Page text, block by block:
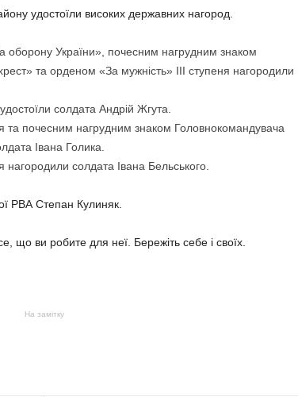
удостоїли високих державних нагород.
оборону України», почесним нагрудним знаком
та орденом «За мужність» III ступеня нагородили
солдата Андрій Жгута.
та почесним нагрудним знаком Головнокомандувача
Івана Голика.
нагородили солдата Івана Бельського.
РВА Степан Кулиняк.
що ви робите для неї. Бережіть себе і своїх.
На замітку